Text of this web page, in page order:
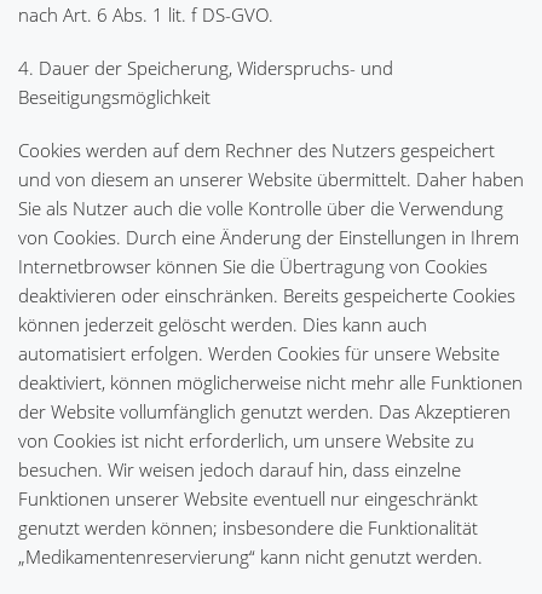
nach Art. 6 Abs. 1 lit. f DS-GVO.
4. Dauer der Speicherung, Widerspruchs- und
Beseitigungsmöglichkeit
Cookies werden auf dem Rechner des Nutzers gespeichert
und von diesem an unserer Website übermittelt. Daher haben
Sie als Nutzer auch die volle Kontrolle über die Verwendung
von Cookies. Durch eine Änderung der Einstellungen in Ihrem
Internetbrowser können Sie die Übertragung von Cookies
deaktivieren oder einschränken. Bereits gespeicherte Cookies
können jederzeit gelöscht werden. Dies kann auch
automatisiert erfolgen. Werden Cookies für unsere Website
deaktiviert, können möglicherweise nicht mehr alle Funktionen
der Website vollumfänglich genutzt werden. Das Akzeptieren
von Cookies ist nicht erforderlich, um unsere Website zu
besuchen. Wir weisen jedoch darauf hin, dass einzelne
Funktionen unserer Website eventuell nur eingeschränkt
genutzt werden können; insbesondere die Funktionalität
„Medikamentenreservierung“ kann nicht genutzt werden.